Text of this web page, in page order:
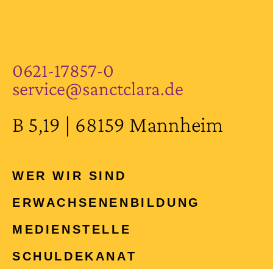
0621-17857-0
service@sanctclara.de
B 5,19 | 68159 Mannheim
WER WIR SIND
ERWACHSENEN­BILDUNG
MEDIENSTELLE
SCHULDEKANAT